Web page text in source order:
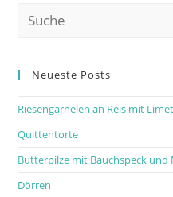
Neueste Posts
Riesengarnelen an Reis mit
Quittentorte
Butterpilze mit Bauchspeck und
Dörren